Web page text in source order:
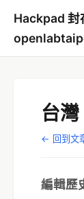
Hackpad 封
台
← 回到文
編輯歷